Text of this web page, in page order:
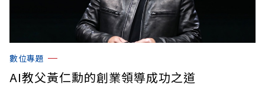
數位專題
AI教父黃仁勳的創業領導成功之道